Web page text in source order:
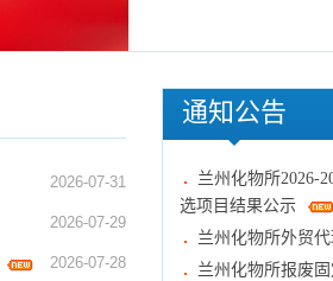
2026-07-31
2026-07-29
2026-07-28
通知公告
兰州化物所2026-
选项目结果公示
兰州化物所外贸
兰州化物所报废